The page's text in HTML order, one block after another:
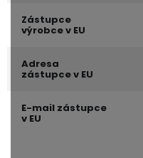
Zástupce
výrobce v EU
Adresa
zástupce v EU
E-mail zástupce
v EU